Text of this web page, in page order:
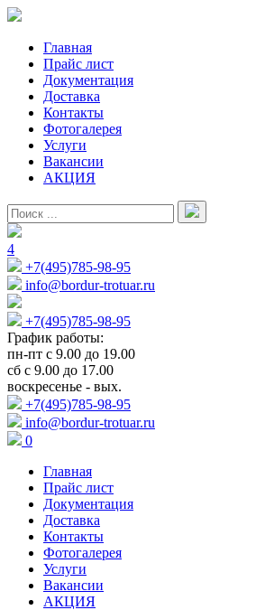
Главная
Прайс лист
Документация
Доставка
Контакты
Фотогалерея
Услуги
Вакансии
АКЦИЯ
4
+7(495)785-98-95
info@bordur-trotuar.ru
+7(495)785-98-95
График работы:
пн-пт с 9.00 до 19.00
сб с 9.00 до 17.00
воскресенье - вых.
+7(495)785-98-95
info@bordur-trotuar.ru
0
Главная
Прайс лист
Документация
Доставка
Контакты
Фотогалерея
Услуги
Вакансии
АКЦИЯ